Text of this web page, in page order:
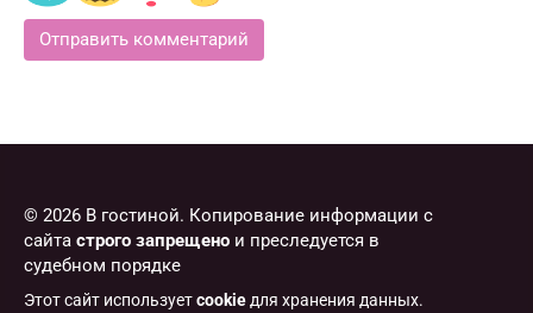
© 2026 В гостиной. Копирование информации с
сайта строго запрещено и преследуется в
судебном порядке
Этот сайт используетcookieдля хранения данных.